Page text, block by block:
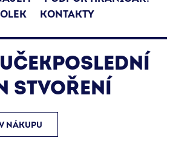
KONTAKTY
POSLEDNÍ
STVOŘENÍ
NÁKUPU